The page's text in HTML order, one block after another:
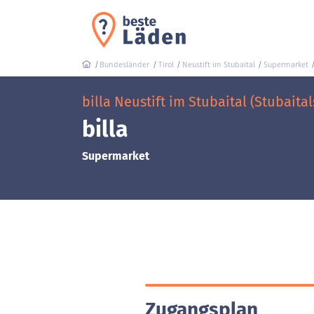
Bundesländer Tirol Neustift im Stubaital Supermarket
billa Neustift im Stubaital
billa
Supermarket